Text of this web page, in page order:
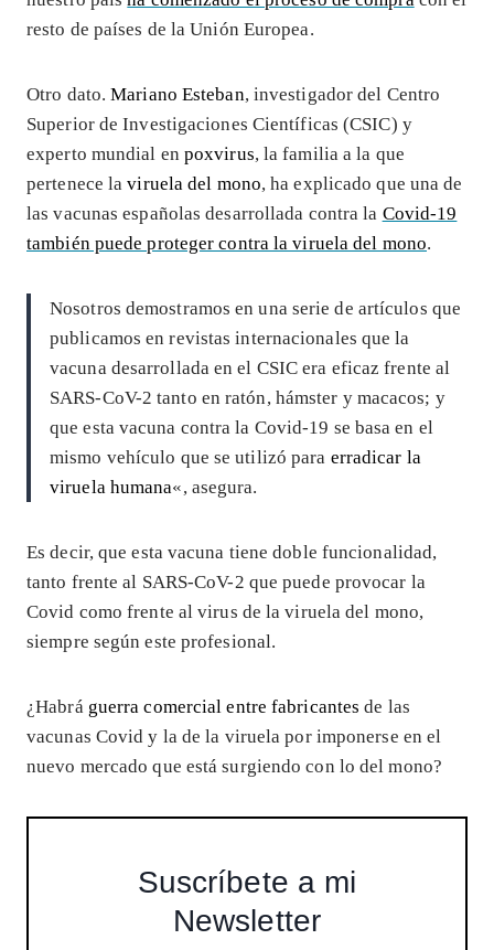
resto de países de la Unión Europea.
Otro dato.Mariano Esteban, investigador del Centro
Superior de Investigaciones Científicas (CSIC) y
experto mundial en poxvirus, la familia a la que
pertenece laviruela del mono, ha explicado que una de
las vacunas españolas desarrollada contra la Covid-19
también puede proteger contra la viruela del mono.
Nosotros demostramos en una serie de artículos que
publicamos en revistas internacionales que la
vacuna desarrollada en el CSIC era eficaz frente al
SARS-CoV-2 tanto en ratón, hámster y macacos; y
que esta vacuna contra la Covid-19 se basa en el
mismo vehículo que se utilizó para erradicar la
viruela humana«, asegura.
Es decir, que esta vacuna tiene doble funcionalidad,
tanto frente al SARS-CoV-2 que puede provocar la
Covid como frente al virus de la viruela del mono,
siempre según este profesional.
¿Habrá guerra comercial entre fabricantes de las
vacunas Covid y la de la viruela por imponerse en el
nuevo mercado que está surgiendo con lo del mono?
Suscríbete a mi
Newsletter